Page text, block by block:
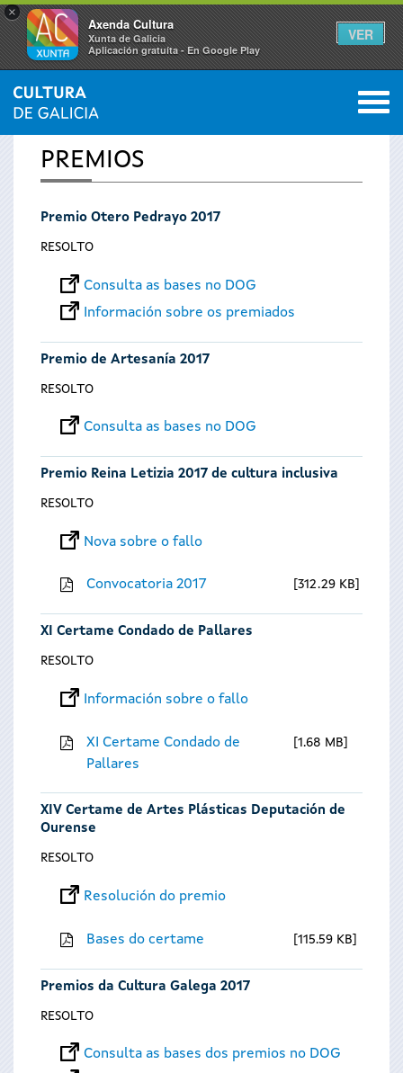
×
Axenda Cultura
Xunta de Galicia
Aplicación gratuíta - En Google Play
VER
Vostede
está
aquí
INICIO 0
PREMIOS
Premio Otero Pedrayo 2017
RESOLTO
Consulta as bases no DOG
Información sobre os premiados
Premio de Artesanía 2017
RESOLTO
Consulta as bases no DOG
Premio Reina Letizia 2017 de cultura inclusiva
RESOLTO
Nova sobre o fallo
Convocatoria 2017 312.29 KB
XI Certame Condado de Pallares
RESOLTO
Información sobre o fallo
XI Certame Condado de
Pallares
1.68 MB
XIV Certame de Artes Plásticas Deputación de
Ourense
RESOLTO
Resolución do premio
Bases do certame 115.59 KB
Premios da Cultura Galega 2017
RESOLTO
Consulta as bases dos premios no DOG